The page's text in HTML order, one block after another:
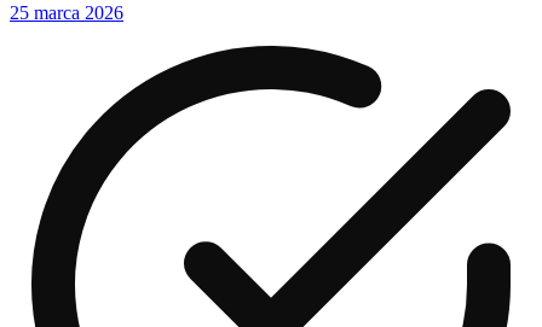
25 marca 2026